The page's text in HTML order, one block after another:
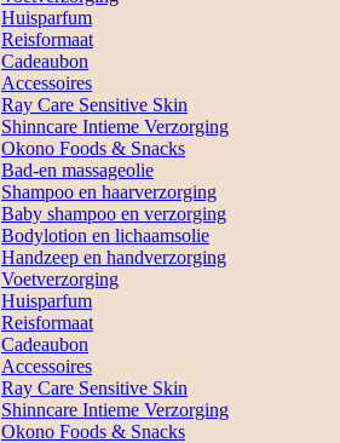
Huisparfum
Reisformaat
Cadeaubon
Accessoires
Ray Care Sensitive Skin
Shinncare Intieme Verzorging
Okono Foods & Snacks
Bad-en massageolie
Shampoo en haarverzorging
Baby shampoo en verzorging
Bodylotion en lichaamsolie
Handzeep en handverzorging
Voetverzorging
Huisparfum
Reisformaat
Cadeaubon
Accessoires
Ray Care Sensitive Skin
Shinncare Intieme Verzorging
Okono Foods & Snacks